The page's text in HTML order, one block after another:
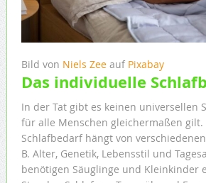
Bild von Niels Zeeauf Pixabay
Das individuelle
In der Tat gibt es keinen universellen
für alle Menschen gleichermaßen
Schlafbedarf hängt von
B. Alter, Genetik, Lebensstil und
benötigen Säuglinge und Kleinkinder